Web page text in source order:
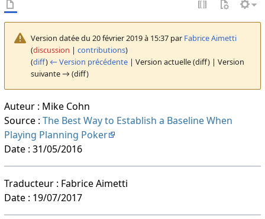
Version datée du 20 février 2019 à 15:37 par Fabrice Aimetti
(discussion | contributions)
(diff) ← Version précédente| Version actuelle (diff) | Version
suivante → (diff)
Auteur : Mike Cohn
Source : The Best Way to Establish a Baseline When
Playing Planning Poker
Date : 31/05/2016
Traducteur : Fabrice Aimetti
Date : 19/07/2017